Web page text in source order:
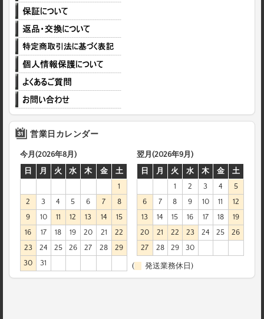
営業日カレンダー
今月(2026年8月)
日
月 火 水 木 金
土
1
2
3 4 5 6 7
8
9
10 11 12 13 14
15
16
17 18 19 20 21
22
23
24 25 26 27 28
29
30
31
翌月(2026年9月)
日
月 火 水 木 金
土
1
2 3 4
5
6
7 8 9 10 11
12
13
14 15 16 17 18
19
20
21 22 23 24 25
26
27
28 29 30
( 発送業務休日)